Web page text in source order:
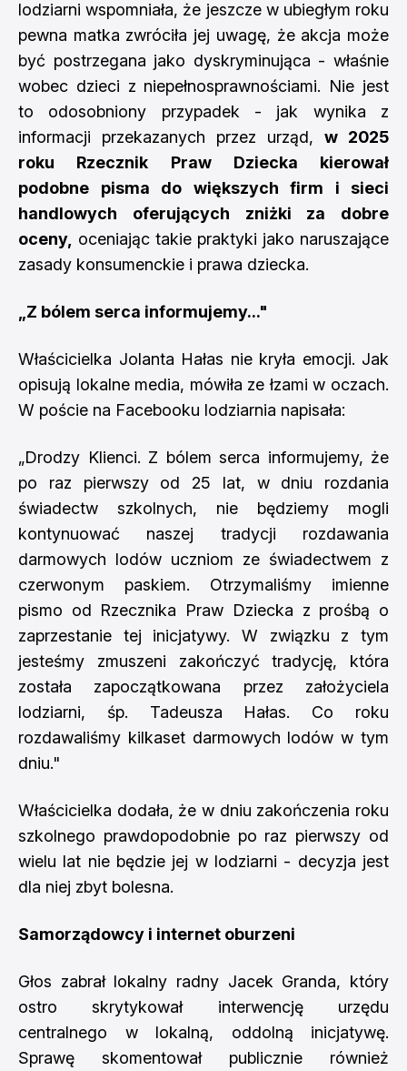
lodziarni wspomniała, że jeszcze w ubiegłym roku
pewna matka zwróciła jej uwagę, że akcja może
być postrzegana jako dyskryminująca - właśnie
wobec dzieci z niepełnosprawnościami. Nie jest
to odosobniony przypadek - jak wynika z
informacji przekazanych przez urząd, w 2025
roku Rzecznik Praw Dziecka kierował
podobne pisma do większych firm i sieci
handlowych oferujących zniżki za dobre
oceny, oceniając takie praktyki jako naruszające
zasady konsumenckie i prawa dziecka.
„Z bólem serca informujemy..."
Właścicielka Jolanta Hałas nie kryła emocji. Jak
opisują lokalne media, mówiła ze łzami w oczach.
W poście na Facebooku lodziarnia napisała:
„Drodzy Klienci. Z bólem serca informujemy, że
po raz pierwszy od 25 lat, w dniu rozdania
świadectw szkolnych, nie będziemy mogli
kontynuować naszej tradycji rozdawania
darmowych lodów uczniom ze świadectwem z
czerwonym paskiem. Otrzymaliśmy imienne
pismo od Rzecznika Praw Dziecka z prośbą o
zaprzestanie tej inicjatywy. W związku z tym
jesteśmy zmuszeni zakończyć tradycję, która
została zapoczątkowana przez założyciela
lodziarni, śp. Tadeusza Hałas. Co roku
rozdawaliśmy kilkaset darmowych lodów w tym
dniu."
Właścicielka dodała, że w dniu zakończenia roku
szkolnego prawdopodobnie po raz pierwszy od
wielu lat nie będzie jej w lodziarni - decyzja jest
dla niej zbyt bolesna.
Samorządowcy i internet oburzeni
Głos zabrał lokalny radny Jacek Granda, który
ostro skrytykował interwencję urzędu
centralnego w lokalną, oddolną inicjatywę.
Sprawę skomentował publicznie również